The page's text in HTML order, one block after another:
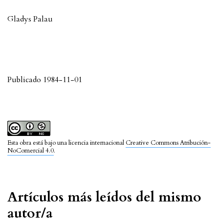
Gladys Palau
Publicado 1984-11-01
Esta obra está bajo una licencia internacional Creative Commons Atribución-
NoComercial 4.0.
Artículos más leídos del mismo
autor/a